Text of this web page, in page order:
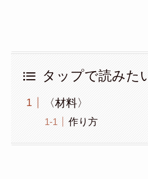
タップで読みた
〈材料〉
作り方